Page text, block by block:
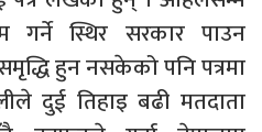
स्थिर सरकार पाउन
हुन नसकेको पनि पत्रमा
दुई तिहाइ बढी मतदाता